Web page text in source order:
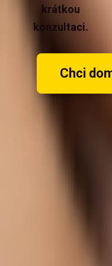
krátkou
konzultaci.
Chci